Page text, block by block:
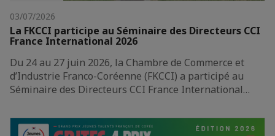
03/07/2026
La FKCCI participe au Séminaire des Directeurs CCI
France International 2026
Du 24 au 27 juin 2026, la Chambre de Commerce et
d’Industrie Franco-Coréenne (FKCCI) a participé au
Séminaire des Directeurs CCI France International…